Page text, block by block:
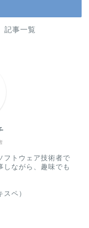
記事一覧
フトウェア技術者で
しながら、趣味でも
ペ）